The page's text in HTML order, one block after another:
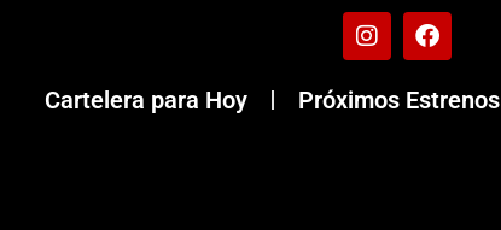
Cartelera para Hoy Próximos Estrenos